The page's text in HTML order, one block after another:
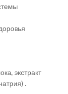
экстракт
.